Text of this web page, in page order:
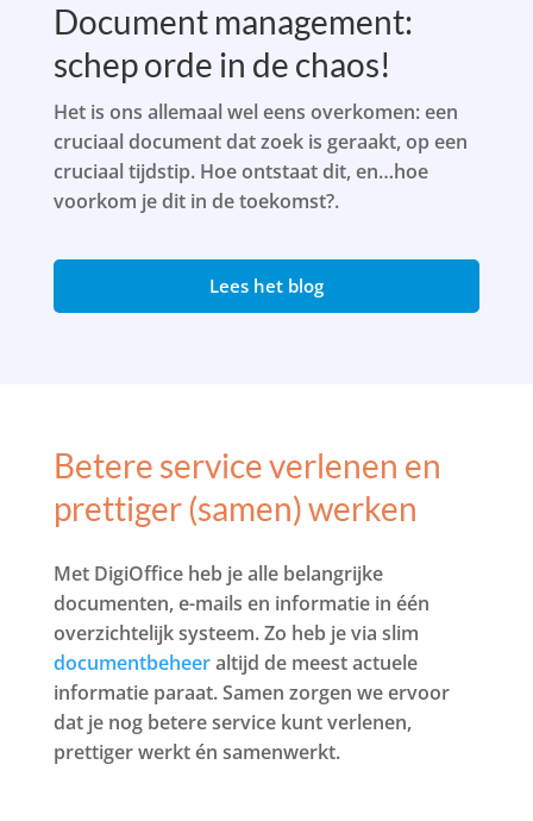
Document management:
schep orde in de chaos!
Het is ons allemaal wel eens overkomen: een
cruciaal document dat zoek is geraakt, op een
cruciaal tijdstip. Hoe ontstaat dit, en…hoe
voorkom je dit in de toekomst?.
Lees het blog
Betere service verlenen en
prettiger (samen) werken
Met DigiOffice heb je alle belangrijke
documenten, e-mails en informatie in één
overzichtelijk systeem. Zo heb je via slim
documentbeheeraltijd de meest actuele
informatie paraat. Samen zorgen we ervoor
dat je nog betere service kunt verlenen,
prettiger werkt én samenwerkt.